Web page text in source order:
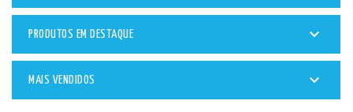
PRODUTOS EM DESTAQUE 
MAIS VENDIDOS 